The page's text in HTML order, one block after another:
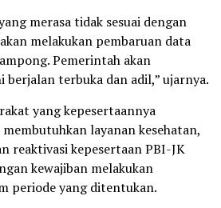
merasa tidak sesuai dengan
melakukan pembaruan data
Pemerintah akan
berjalan terbuka dan adil,” ujarnya.
yang kepesertaannya
layanan kesehatan,
reaktivasi kepesertaan PBI-JK
kewajiban melakukan
periode yang ditentukan.